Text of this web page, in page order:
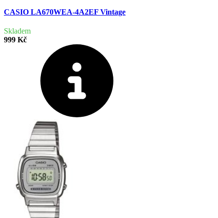
CASIO LA670WEA-4A2EF Vintage
Skladem
999 Kč